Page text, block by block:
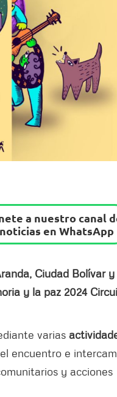
a nuestro canal
noticias en WhatsApp
Ciudad Bolívar y
y la paz 2024
varias
encuentro e
y acciones